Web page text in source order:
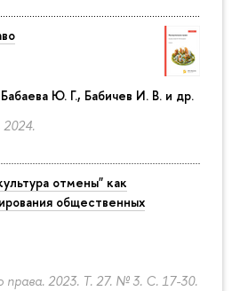
Ю. Г., Бабичев И. В. и др.
отмены" как
общественных
права. 2023. Т. 27. № 3. С. 17-30.